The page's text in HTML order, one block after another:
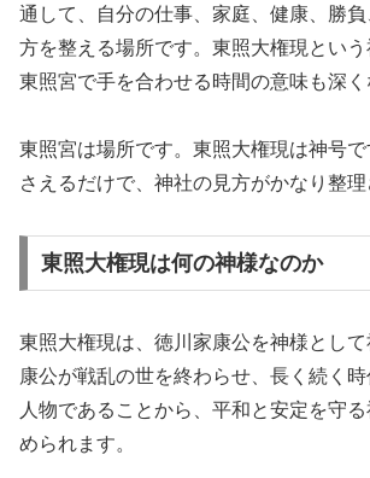
通して、自分の仕事、家庭、健康、勝
方を整える場所です。東照大権現という
東照宮で手を合わせる時間の意味も深く
東照宮は場所です。東照大権現は神号
さえるだけで、神社の見方がかなり整理
東照大権現は何の神様なのか
東照大権現は、徳川家康公を神様とし
康公が戦乱の世を終わらせ、長く続く
人物であることから、平和と安定を守
められます。